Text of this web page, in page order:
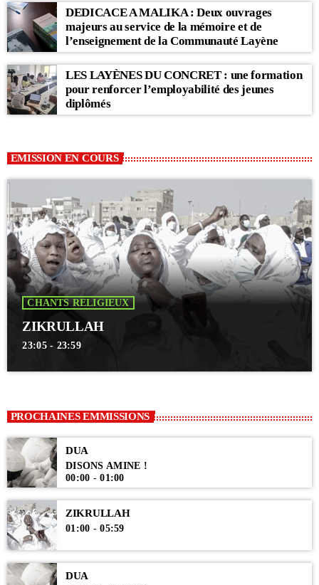
DEDICACE A MALIKA : Deux ouvrages
majeurs au service de la mémoire et de
l’enseignement de la Communauté Layène
LES LAYÈNES DU CONCRET : une formation
pour renforcer l’employabilité des jeunes
diplômés
EMISSION EN COURS
CHANTS RELIGIEUX
ZIKRULLAH
23:05 - 23:59
PROCHAINES EMMISSIONS
DUA
DISONS AMINE !
00:00 - 01:00
ZIKRULLAH
01:00 - 05:59
DUA